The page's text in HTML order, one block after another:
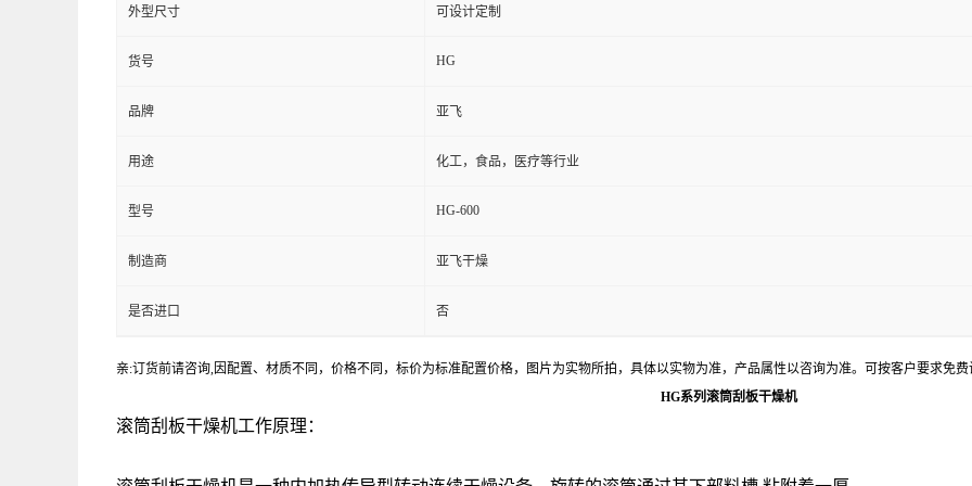
外型尺寸 可设计定制
货号 HG
品牌 亚飞
用途 化工，食品，医疗等行业
型号 HG-600
制造商 亚飞干燥
是否进口 否
亲:订货前请咨询,因配置、材质不同，价格不同，标价为标准配置价格，图片为实物所拍，具体以实物为准，产品属性以咨询为准。可按客户要求免费
HG系列滚筒刮板干燥机
滚筒刮板干燥机工作原理：